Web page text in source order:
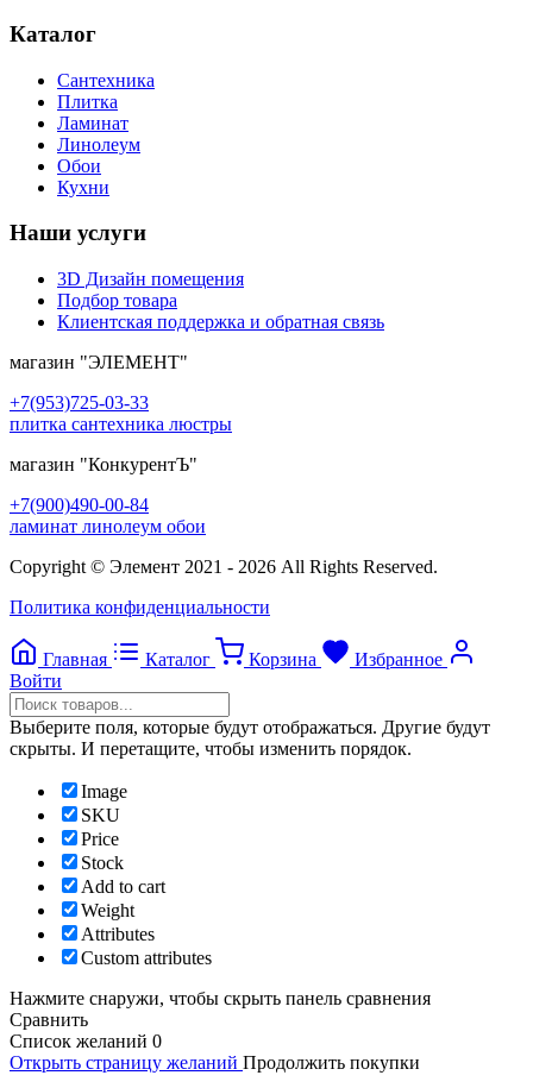
Каталог
Сантехника
Плитка
Ламинат
Линолеум
Обои
Кухни
Наши услуги
3D Дизайн помещения
Подбор товара
Клиентская поддержка и обратная связь
магазин "ЭЛЕМЕНТ"
+7(953)725-03-33
плитка сантехника люстры
магазин "КонкурентЪ"
+7(900)490-00-84
ламинат линолеум обои
Copyright © Элемент 2021 - 2026 All Rights Reserved.
Политика конфиденциальности
Главная Каталог Корзина
Избранное
Войти
Выберите поля, которые будут отображаться. Другие будут
скрыты. И перетащите, чтобы изменить порядок.
Image
SKU
Price
Stock
Add to cart
Weight
Attributes
Custom attributes
Нажмите снаружи, чтобы скрыть панель сравнения
Сравнить
Список желаний 0
Открыть страницу желаний Продолжить покупки